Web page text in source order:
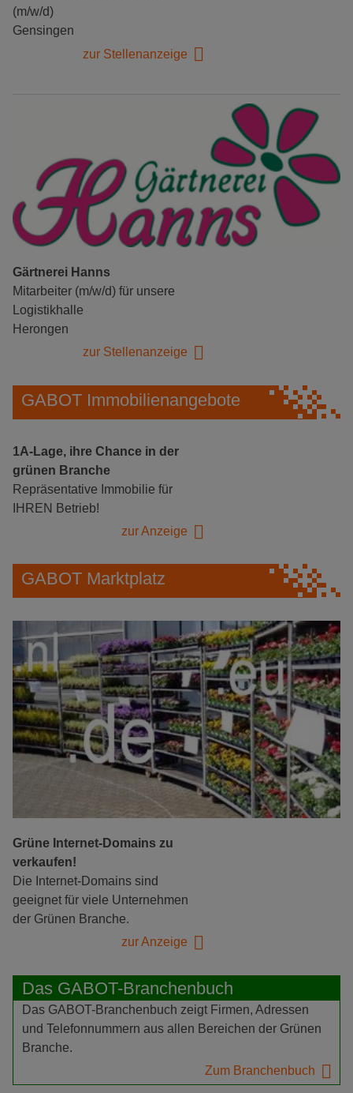
(m/w/d)
Gensingen
zur Stellenanzeige
Gärtnerei Hanns
Mitarbeiter (m/w/d) für unsere
Logistikhalle
Herongen
zur Stellenanzeige
GABOT Immobilienangebote
1A-Lage, ihre Chance in der
grünen Branche
Repräsentative Immobilie für
IHREN Betrieb!
zur Anzeige
GABOT Marktplatz
Grüne Internet-Domains zu
verkaufen!
Die Internet-Domains sind
geeignet für viele Unternehmen
der Grünen Branche.
zur Anzeige
Das GABOT-Branchenbuch
Das GABOT-Branchenbuch zeigt Firmen, Adressen
und Telefonnummern aus allen Bereichen der Grünen
Branche.
Zum Branchenbuch